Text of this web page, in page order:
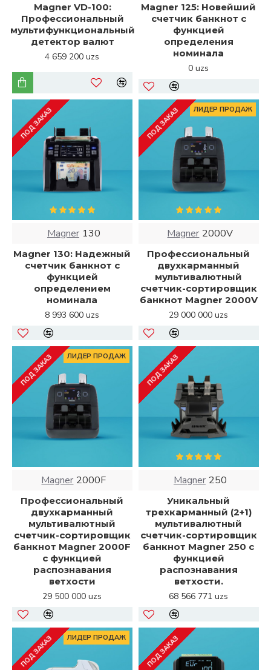
Magner VD-100:
Профессиональный
мультифункциональный
детектор валют
4 659 200 uzs
Magner 125: Новейший
счетчик банкнот с
функцией
определения
номинала
0 uzs
ПОД ЗАКАЗ
Magner 130
Magner 130: Надежный
счетчик банкнот с
функцией
определением
номинала
8 993 600 uzs
ЛИДЕР ПРОДАЖ
ПОД ЗАКАЗ
Magner 2000V
Профессиональный
двухкарманный
мультивалютный
счетчик-сортировщик
банкнот Magner 2000V
29 000 000 uzs
ЛИДЕР ПРОДАЖ
ПОД ЗАКАЗ
Magner 2000F
Профессиональный
двухкарманный
мультивалютный
счетчик-сортировщик
банкнот Magner 2000F
с функцией
распознавания
ветхости
29 500 000 uzs
ПОД ЗАКАЗ
Magner 250
Уникальный
трехкарманный (2+1)
мультивалютный
счетчик-сортировщик
банкнот Magner 250 с
функцией
распознавания
ветхости.
68 566 771 uzs
ЛИДЕР ПРОДАЖ
ПОД ЗАКАЗ ПОД ЗАКАЗ